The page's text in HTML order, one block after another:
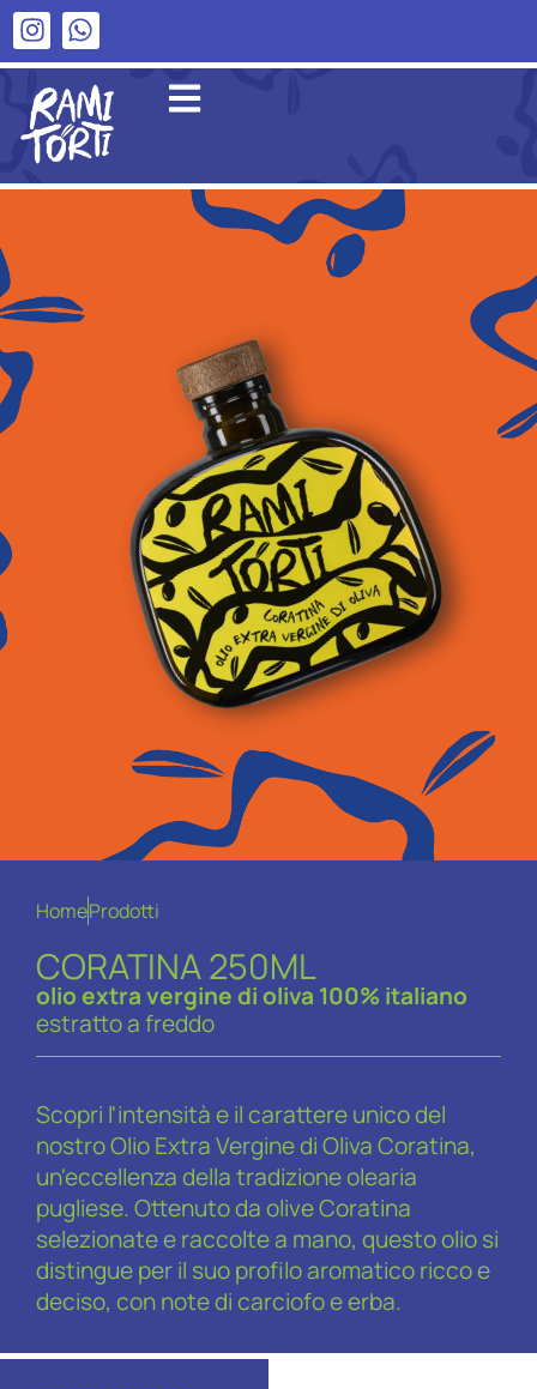
HomeProdotti
CORATINA 250ML
olio extra vergine di oliva 100% italiano
estratto a freddo
Scopri l'intensità e il carattere unico del
nostro Olio Extra Vergine di Oliva Coratina,
un'eccellenza della tradizione olearia
pugliese. Ottenuto da olive Coratina
selezionate e raccolte a mano, questo olio si
distingue per il suo profilo aromatico ricco e
deciso, con note di carciofo e erba.
Picholine
Olio di Puglia IGP
Olio Evo Biologico
IL CLASSICO
Olio Evo Classico